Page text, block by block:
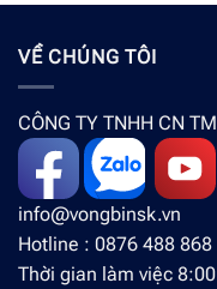
VỀ CHÚNG TÔI
CÔNG TY TNHH CN
info@vongbinsk.vn
Hotline : 0876 488 868
Thời gian làm việc